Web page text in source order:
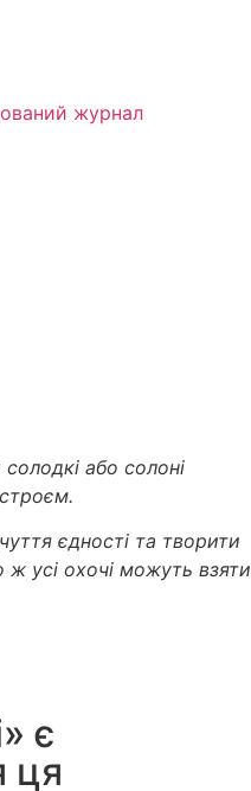
журнал
або солоні
єдності та творити
усі охочі можуть взяти
є
ця